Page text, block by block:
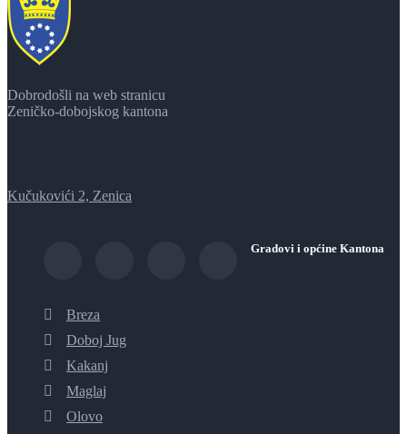
Dobrodošli na web stranicu
Zeničko-dobojskog kantona
Kučukovići 2, Zenica
Gradovi i općine Kantona
Breza
Doboj Jug
Kakanj
Maglaj
Olovo